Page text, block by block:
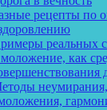
рецепты по
реальных
как